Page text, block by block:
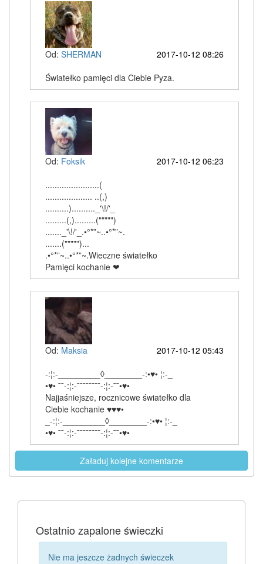
Od: SHERMAN
2017-10-12 08:26
Światełko pamięci dla Ciebie Pyza.
Od: Foksik
2017-10-12 06:23
.......................(
.................... ..(,)
..........).........._'\!/'_
.........(,).........(""""")
......._'\!/'_.•°*”~..•°*”~.
.......(""""")...
.•°*”~..•°*”~.Wieczne światełko
Pamięci kochanie ❤
Od: Maksia
2017-10-12 05:43
-:¦:-_________◊________-:•♥• ¦:-_
•♥• ¯¯-:¦:-¯¯¯¯¯¯¯¯-:¦:-¯¯•♥•
Najjaśniejsze, rocznicowe światełko dla
Ciebie kochanie ♥♥♥•
_-:¦:-_________◊________-:•♥• ¦:-_
•♥• ¯¯-:¦:-¯¯¯¯¯¯¯¯-:¦:-¯¯•♥•
Załaduj kolejne komentarze
Ostatnio zapalone świeczki
Nie ma jeszcze żadnych świeczek